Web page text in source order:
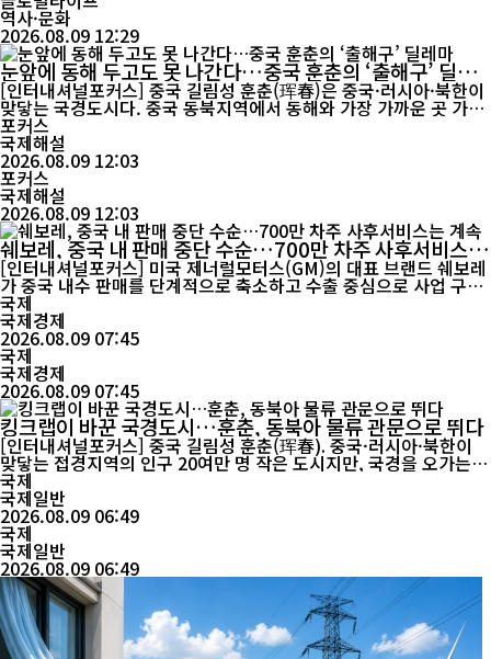
역사·문화
2026.08.09 12:29
눈앞에 동해 두고도 못 나간다…중국 훈춘의 ‘출해구’ 딜레
마
[인터내셔널포커스] 중국 길림성 훈춘(珲春)은 중국·러시아·북한이
맞닿는 국경도시다. 중국 동북지역에서 동해와 가장 가까운 곳 가운
데 하나지만 중국 영토는 바다에 직접 닿지 않는다. 지도에서는 불과
수십㎞ 거리지만, 그 사이에는 160여 년의 국경 역사와 중·러·북 3
국의 이해관계가 얽혀 있다. 그 출발점은 1860년 청나라와 러시아제
국이 체결한 베이징조약이다. 이 조약으로 우수리강 동쪽의 광대한
지역이 러...
포커스
국제해설
2026.08.09 12:03
포커스
국제해설
2026.08.09 12:03
쉐보레, 중국 내 판매 중단 수순…700만 차주 사후서비스는
계속
[인터내셔널포커스] 미국 제너럴모터스(GM)의 대표 브랜드 쉐보레
가 중국 내수 판매를 단계적으로 축소하고 수출 중심으로 사업 구조
를 재편하고 있다. 한때 중국에서 연간 70만 대 이상을 판매했던 쉐
보레의 2025년 소매 판매량은 8747대까지 떨어졌다. 전년 대비 83.
4% 급감한 수치다. 중국 공영방송 CCTV(中央电视台)에 따르면 G
M 측은 최근 제기된 ‘쉐보레 중국시장 철수설’과 관...
국제
국제경제
2026.08.09 07:45
국제
국제경제
2026.08.09 07:45
킹크랩이 바꾼 국경도시…훈춘, 동북아 물류 관문으로 뛰다
[인터내셔널포커스] 중국 길림성 훈춘(珲春). 중국·러시아·북한이
맞닿는 접경지역의 인구 20여만 명 작은 도시지만, 국경을 오가는
물류의 규모는 도시의 크기를 뛰어넘는다. 러시아산 수산물을 실은
차량이 들어오는가 하면 중국산 자동차와 전자제품, 생활용품은 반
대 방향으로 국경을 넘는다. 한때 ‘변방’으로 불리던 도시가 동북아
국제
국제일반
2026.08.09 06:49
국제
국제일반
2026.08.09 06:49